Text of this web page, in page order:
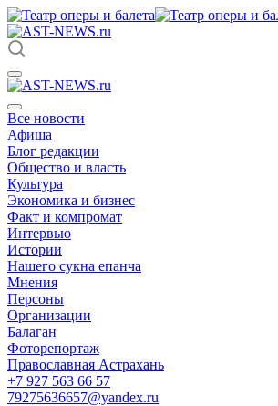
Все новости
Афиша
Блог редакции
Общество и власть
Культура
Экономика и бизнес
Факт и компромат
Интервью
Истории
Нашего сукна епанча
Мнения
Персоны
Организации
Балаган
Фоторепортаж
Православная Астрахань
+7 927 563 66 57
79275636657@yandex.ru